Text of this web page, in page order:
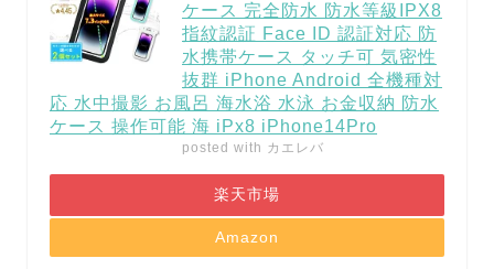
ケース 完全防水 防水等級IPX8
指紋認証 Face ID 認証対応 防
水携帯ケース タッチ可 気密性
抜群 iPhone Android 全機種対
応 水中撮影 お風呂 海水浴 水泳 お金収納 防水
ケース 操作可能 海 iPx8 iPhone14Pro
posted with カエレバ
楽天市場
Amazon